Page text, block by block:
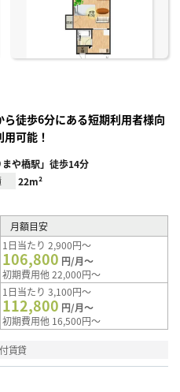
ら徒歩6分にある短期利用者様向
可能！
や橋駅」徒歩14分
22m²
月額目安
1日当たり 2,900円～
106,800 円/月～
初期費用他 22,000円～
1日当たり 3,100円～
112,800 円/月～
初期費用他 16,500円～
賃貸